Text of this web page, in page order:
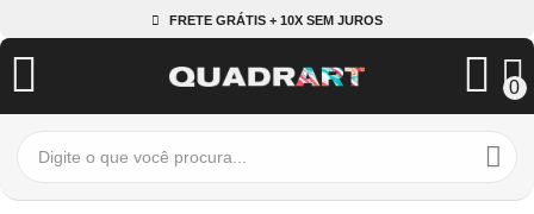
FRETE GRÁTIS + 10X SEM JUROS
0